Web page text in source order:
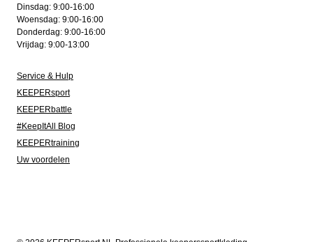
Dinsdag: 9:00-16:00
Woensdag: 9:00-16:00
Donderdag: 9:00-16:00
Vrijdag: 9:00-13:00
Service & Hulp
KEEPERsport
KEEPERbattle
#KeepItAll Blog
KEEPERtraining
Uw voordelen